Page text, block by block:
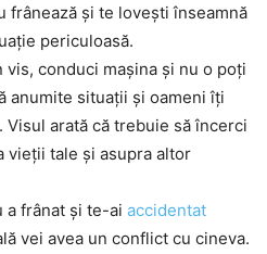
frânează și te lovești înseamnă
periculoasă.
vis, conduci mașina și nu o poți
anumite situații și oameni îți
Visul arată că trebuie să încerci
vieții tale și asupra altor
a frânat și te-ai accidentat
vei avea un conflict cu cineva.